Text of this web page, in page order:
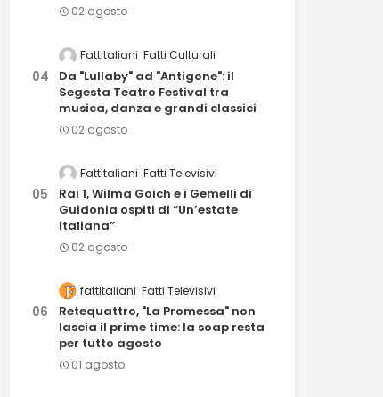
02 agosto
Fattitaliani Fatti Culturali
Da "Lullaby" ad "Antigone": il
Segesta Teatro Festival tra
musica, danza e grandi classici
02 agosto
Fattitaliani Fatti Televisivi
Rai 1, Wilma Goich e i Gemelli di
Guidonia ospiti di “Un’estate
italiana”
02 agosto
fattitaliani Fatti Televisivi
Retequattro, "La Promessa" non
lascia il prime time: la soap resta
per tutto agosto
01 agosto